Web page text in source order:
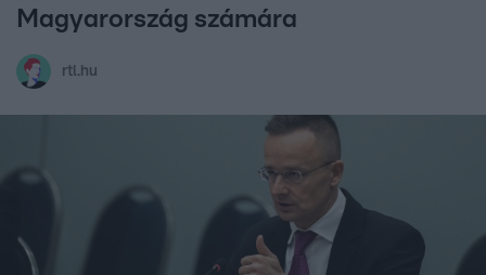
Magyarország számára
rtl.hu